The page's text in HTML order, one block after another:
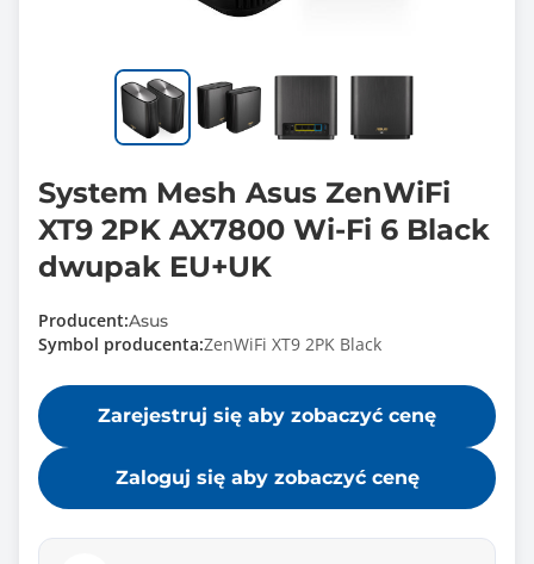
System Mesh Asus ZenWiFi
XT9 2PK AX7800 Wi-Fi 6 Black
dwupak EU+UK
Producent:Asus
Symbol producenta:ZenWiFi XT9 2PK Black
Zarejestruj się aby zobaczyć cenę
Zaloguj się aby zobaczyć cenę